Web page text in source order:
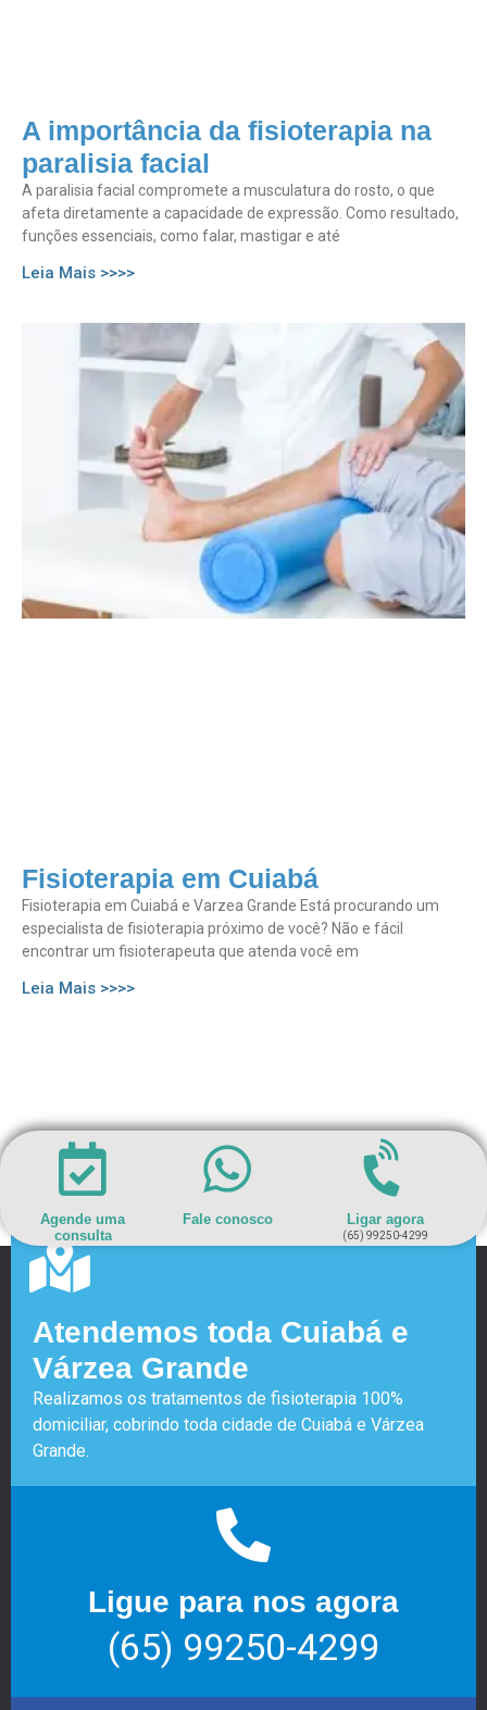
A importância da fisioterapia na
paralisia facial
A paralisia facial compromete a musculatura do rosto, o que
afeta diretamente a capacidade de expressão. Como resultado,
funções essenciais, como falar, mastigar e até
Leia Mais >>>>
Fisioterapia em Cuiabá
Fisioterapia em Cuiabá e Varzea Grande Está procurando um
especialista de fisioterapia próximo de você? Não e fácil
encontrar um fisioterapeuta que atenda você em
Leia Mais >>>>
Agende uma
consulta
Fale conosco Ligar agora
(65) 99250-4299
Atendemos toda Cuiabá e
Várzea Grande
Realizamos os tratamentos de fisioterapia 100%
domiciliar, cobrindo toda cidade de Cuiabá e Várzea
Grande.
Ligue para nos agora
(65) 99250-4299